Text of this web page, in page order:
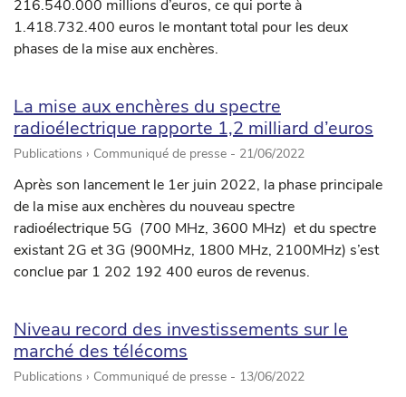
216.540.000 millions d’euros, ce qui porte à
1.418.732.400 euros le montant total pour les deux
phases de la mise aux enchères.
La mise aux enchères du spectre
radioélectrique rapporte 1,2 milliard d’euros
Publications › Communiqué de presse - 21/06/2022
Après son lancement le 1er juin 2022, la phase principale
de la mise aux enchères du nouveau spectre
radioélectrique 5G (700 MHz, 3600 MHz) et du spectre
existant 2G et 3G (900MHz, 1800 MHz, 2100MHz) s’est
conclue par 1 202 192 400 euros de revenus.
Niveau record des investissements sur le
marché des télécoms
Publications › Communiqué de presse - 13/06/2022